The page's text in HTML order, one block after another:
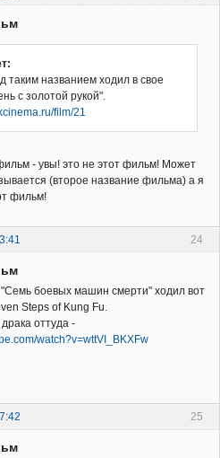
таким названием ходил в свое
с золотой рукой".
film/21
- увы! это не этот фильм! Может
(второе название фильма) а я
фильм!
24
боевых машин смерти" ходил вот
Steps of Kung Fu.
оттуда -
watch?v=wttVI_BKXFw
25